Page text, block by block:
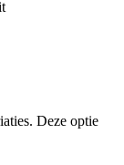
Deze optie